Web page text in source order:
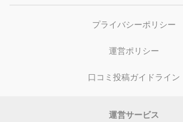
プライバシーポリシー
運営ポリシー
口コミ投稿ガイドライン
運営サービス